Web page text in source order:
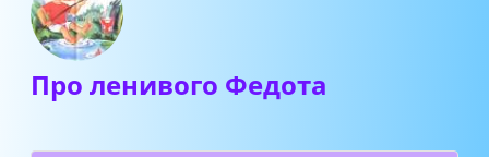
Про ленивого Федота